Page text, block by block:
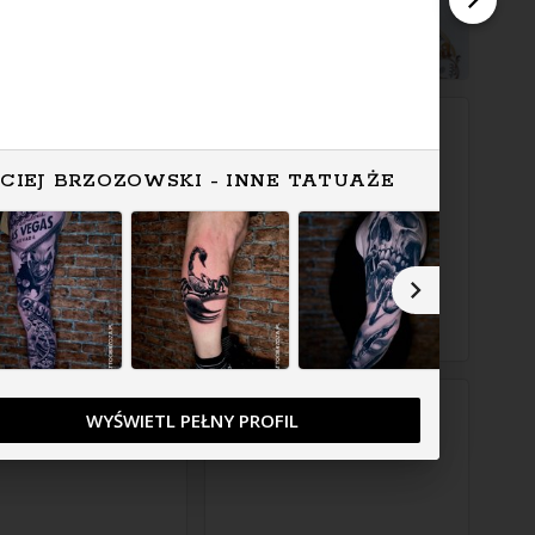
BRZOZOWSKI - INNE TATUAŻE
WYŚWIETL PEŁNY PROFIL